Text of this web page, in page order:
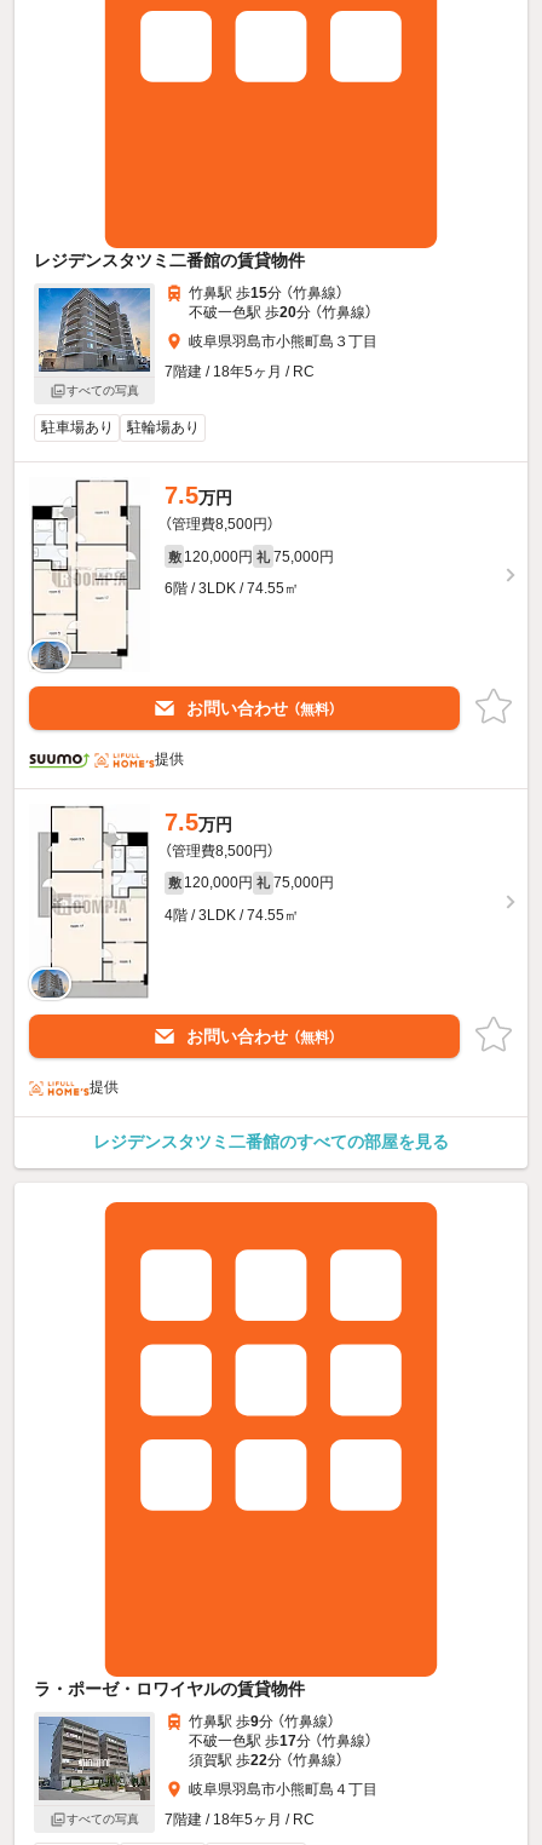
レジデンスタツミ二番館の賃貸物件
すべての写真
竹鼻駅 歩15分 （竹鼻線）
不破一色駅 歩20分 （竹鼻線）
岐阜県羽島市小熊町島３丁目
7階建 / 18年5ヶ月 / RC
駐車場あり 駐輪場あり
7.5万円
（管理費8,500円）
敷 120,000円 礼 75,000円
6階 / 3LDK / 74.55㎡
お問い合わせ （無料）
提供
7.5万円
（管理費8,500円）
敷 120,000円 礼 75,000円
4階 / 3LDK / 74.55㎡
お問い合わせ （無料）
提供
レジデンスタツミ二番館のすべての部屋を見る
ラ・ポーゼ・ロワイヤルの賃貸物件
すべての写真
竹鼻駅 歩9分 （竹鼻線）
不破一色駅 歩17分 （竹鼻線）
須賀駅 歩22分 （竹鼻線）
岐阜県羽島市小熊町島４丁目
7階建 / 18年5ヶ月 / RC